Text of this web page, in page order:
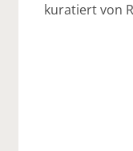
kuratiert von